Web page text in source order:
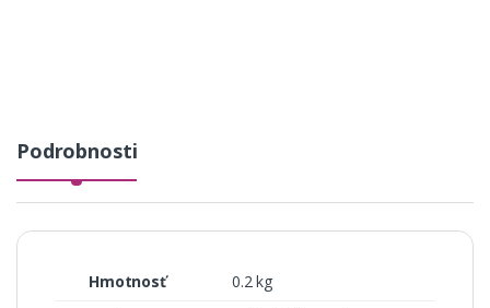
Podrobnosti
Hmotnosť
0.2 kg